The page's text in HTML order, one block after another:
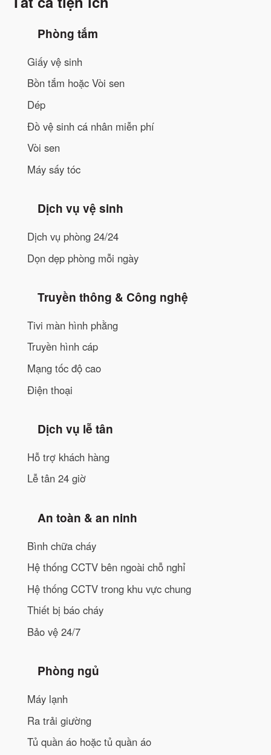
Minibar
Bồn tắm hoặc Vòi sen
Đồ vệ sinh cá nhân miễn phí
Máy sấy tóc
Phòng tắm
Giấy vệ sinh
Bồn tắm hoặc Vòi sen
Dép
Đồ vệ sinh cá nhân miễn phí
Vòi sen
Máy sấy tóc
Dịch vụ vệ sinh
Dịch vụ phòng 24/24
Dọn dẹp phòng mỗi ngày
Truyền thông & Công nghệ
Tivi màn hình phằng
Truyền hình cáp
Mạng tốc độ cao
Điện thoại
Dịch vụ lễ tân
Hỗ trợ khách hàng
Lễ tân 24 giờ
An toàn & an ninh
Bình chữa cháy
Hệ thống CCTV bên ngoài chỗ nghỉ
Hệ thống CCTV trong khu vực chung
Thiết bị báo cháy
Bảo vệ 24/7
Phòng ngủ
Máy lạnh
Ra trải giường
Tủ quần áo hoặc tủ quần áo